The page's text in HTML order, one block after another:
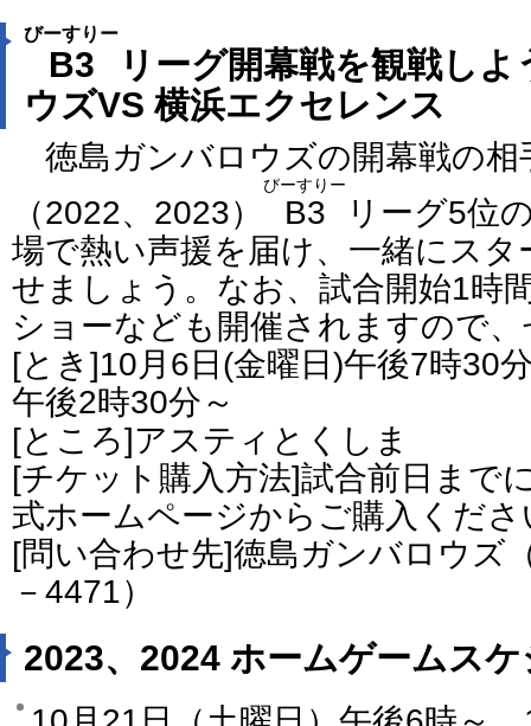
B3
びーすりー
リーグ開幕戦を観戦し
ウズVS 横浜エクセレンス
徳島ガンバロウズの開幕戦の相
（2022、2023）
B3
びーすりー
リーグ5位
場で熱い声援を届け、一緒にス
せましょう。なお、試合開始1時
ショーなども開催されますので
[とき]10月6日(金曜日)午後7時30
午後2時30分～
[ところ]アスティとくしま
[チケット購入方法]試合前日まで
式ホームページからご購入くださ
[問い合わせ先]徳島ガンバロウズ
－4471）
2023、2024 ホームゲームス